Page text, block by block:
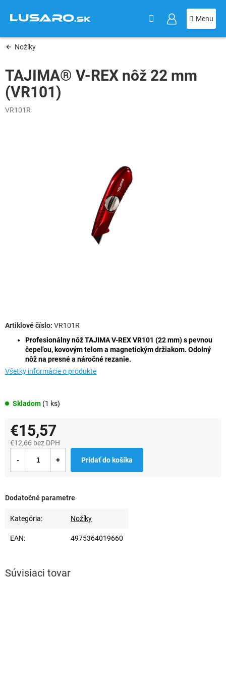
obsah
Nožíky
TAJIMA® V-REX nôž 22 mm
(VR101)
VR101R
Skladom (1 ks)
Profesionálny nôž TAJIMA V-REX VR101 (22 mm) s pevnou
čepeľou, kovovým telom a magnetickým držiakom. Odolný
nôž na presné a náročné rezanie.
Všetky informácie o produkte
Dodatočné parametre
Kategória: Nožíky
EAN: 4975364019660
VR101R
€15,57
€12,66 bez DPH
cena:
Pridať do košíka
Súvisiaci tovar